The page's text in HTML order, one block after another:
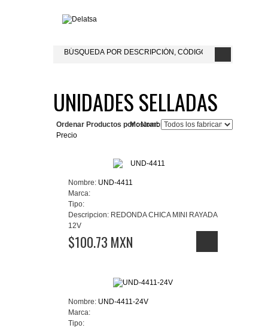
UNIDADES SELLADAS
Mostrar:
Ordenar Productos por : Nombre del Producto+
Precio
Nombre: UND-4411
Marca:
Tipo:
Descripcion: REDONDA CHICA MINI RAYADA
12V
$100.73 MXN
Nombre: UND-4411-24V
Marca:
Tipo: